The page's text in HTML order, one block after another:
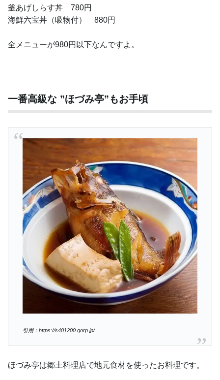
釜あげしらす丼 780円
海鮮六宝丼（吸物付） 880円
全メニューが980円以下なんですよ。
一番高級な ”ほづみ亭”もお手頃
引用：https://s401200.gorp.jp/
ほづみ亭は郷土料理店で地元食材を使ったお料理です。